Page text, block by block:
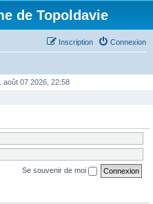
de Topoldavie
Connexion
Inscription
août 07 2026, 22:58
Se souvenir de moi